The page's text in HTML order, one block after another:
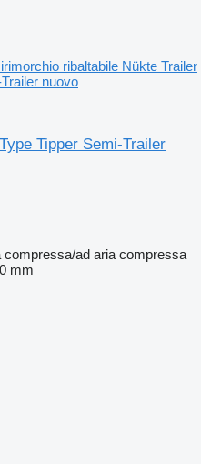
ribaltabile Nükte Trailer
nuovo
Tipper Semi-Trailer
compressa/ad aria compressa
mm